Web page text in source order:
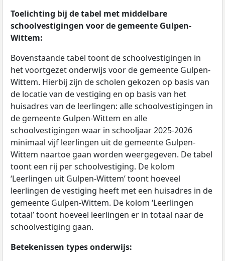
Toelichting bij de tabel met middelbare
schoolvestigingen voor de gemeente Gulpen-
Wittem:
Bovenstaande tabel toont de schoolvestigingen in
het voortgezet onderwijs voor de gemeente Gulpen-
Wittem. Hierbij zijn de scholen gekozen op basis van
de locatie van de vestiging en op basis van het
huisadres van de leerlingen: alle schoolvestigingen in
de gemeente Gulpen-Wittem en alle
schoolvestigingen waar in schooljaar 2025-2026
minimaal vijf leerlingen uit de gemeente Gulpen-
Wittem naartoe gaan worden weergegeven. De tabel
toont een rij per schoolvestiging. De kolom
‘Leerlingen uit Gulpen-Wittem’ toont hoeveel
leerlingen de vestiging heeft met een huisadres in de
gemeente Gulpen-Wittem. De kolom ‘Leerlingen
totaal’ toont hoeveel leerlingen er in totaal naar de
schoolvestiging gaan.
Betekenissen types onderwijs: